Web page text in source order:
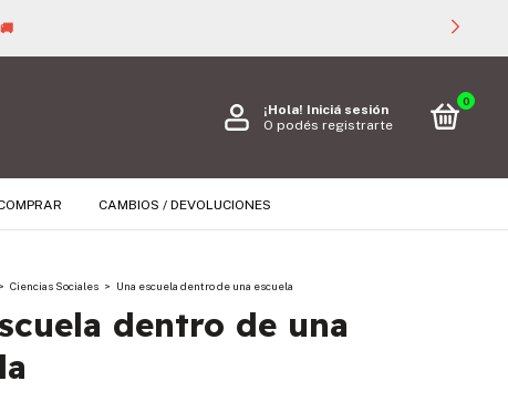
$ 40.000 🚚
¡Hola! Iniciá sesión
O podés registrarte
0
CAMBIOS / DEVOLUCIONES
> Ciencias Sociales > Una escuela dentro de una escuela
dentro de una